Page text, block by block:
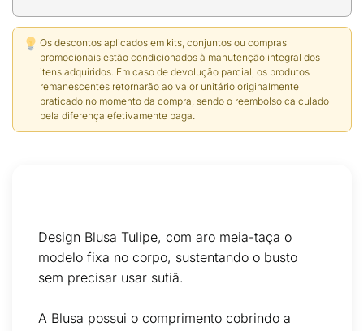
Os descontos aplicados em kits, conjuntos ou compras
promocionais estão condicionados à manutenção integral dos
itens adquiridos. Em caso de devolução parcial, os produtos
remanescentes retornarão ao valor unitário originalmente
praticado no momento da compra, sendo o reembolso calculado
pela diferença efetivamente paga.
Design Blusa Tulipe, com aro meia-taça o
modelo fixa no corpo, sustentando o busto
sem precisar usar sutiã.
A Blusa possui o comprimento cobrindo a